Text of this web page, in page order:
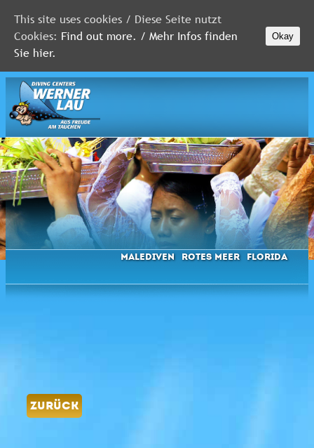
MALEDIVEN
ROTES
MEER
FLORIDA
Newsletter
Malediven Rotes Meer Florida
ZURÜCK
This site uses cookies / Diese Seite nutzt
Cookies: Find out more. / Mehr Infos finden
Sie hier.
Okay